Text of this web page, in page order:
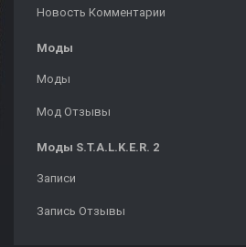
Новость Комментарии
Моды
Моды
Мод Отзывы
Моды S.T.A.L.K.E.R. 2
Записи
Запись Отзывы